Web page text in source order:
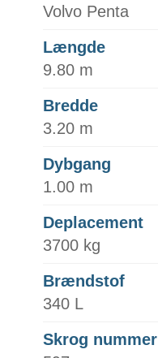
Volvo Penta
Længde
9.80 m
Bredde
3.20 m
Dybgang
1.00 m
Deplacement
3700 kg
Brændstof
340 L
Skrog nummer